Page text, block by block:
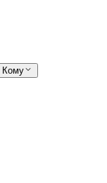
Кому